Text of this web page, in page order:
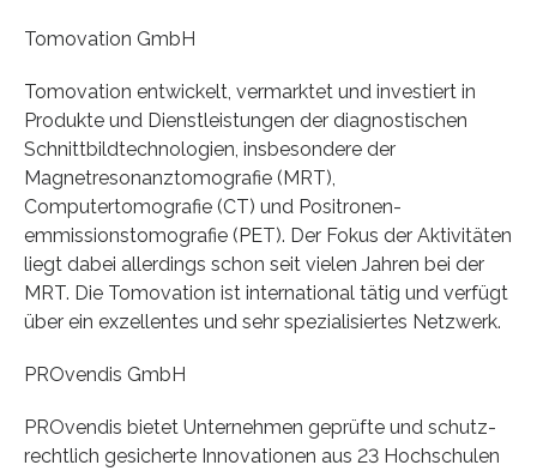
Tomovation GmbH
Tomovation entwickelt, vermarktet und investiert in
Produkte und Dienstleistungen der diagnostischen
Schnittbildtechnologien, insbesondere der
Magnetresonanztomografie (MRT),
Computertomografie (CT) und Positronen-
emmissionstomografie (PET). Der Fokus der Aktivitäten
liegt dabei allerdings schon seit vielen Jahren bei der
MRT. Die Tomovation ist international tätig und verfügt
über ein exzellentes und sehr spezialisiertes Netzwerk.
PROvendis GmbH
PROvendis bietet Unternehmen geprüfte und schutz-
rechtlich gesicherte Innovationen aus 23 Hochschulen